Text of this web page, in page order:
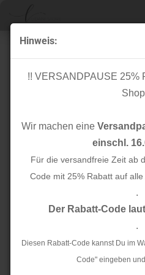
Hinweis:
!! VERSANDPAUSE 25%
Wir machen eine
einschl.
Für die versandfreie Zeit ab
Code mit 25% Rabatt auf
.
Der Rabatt-Code
.
Diesen Rabatt-Code kannst Du im
Code" eingeben
Fransenborte - mausgrau -